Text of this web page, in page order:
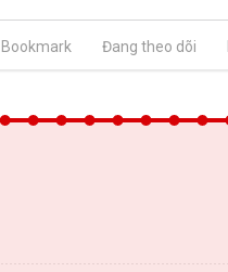
Bookmark Đang theo dõi